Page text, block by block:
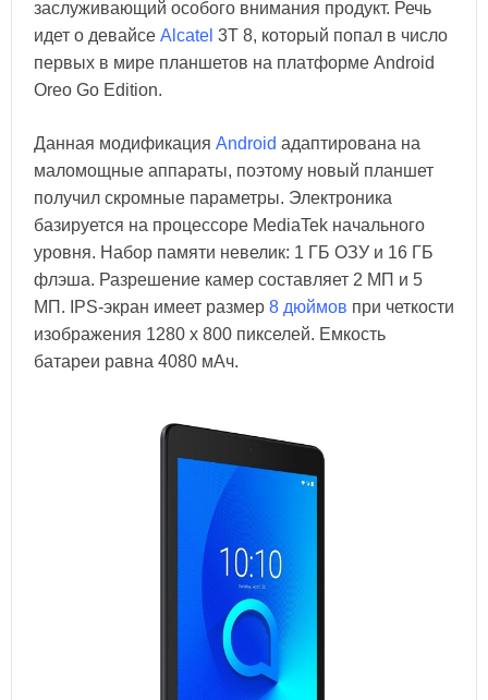
заслуживающий особого внимания продукт. Речь
идет о девайсе Alcatel 3T 8, который попал в число
первых в мире планшетов на платформе Android
Oreo Go Edition.
Данная модификация Android адаптирована на
маломощные аппараты, поэтому новый планшет
получил скромные параметры. Электроника
базируется на процессоре MediaTek начального
уровня. Набор памяти невелик: 1 ГБ ОЗУ и 16 ГБ
флэша. Разрешение камер составляет 2 МП и 5
МП. IPS-экран имеет размер 8 дюймов при четкости
изображения 1280 х 800 пикселей. Емкость
батареи равна 4080 мАч.